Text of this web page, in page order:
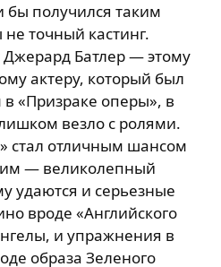
получился таким
точный кастинг.
Джерард Батлер — этому
актеру, который был
«Призраке оперы», в
везло с ролями.
» стал отличным шансом
— великолепный
удаются и серьезные
вроде «Английского
и упражнения в
образа Зеленого